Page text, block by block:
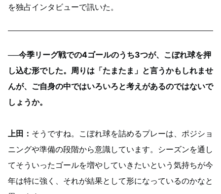
を独占インタビューで訊いた。
──今季リーグ戦での4ゴールのうち3つが、こぼれ球を押
し込む形でした。周りは「たまたま」と言うかもしれませ
んが、ご自身の中ではいろいろと考えがあるのではないで
しょうか。
上田： そうですね。こぼれ球を詰めるプレーは、ポジショ
ニングや準備の段階から意識しています。シーズンを通し
てそういったゴールを増やしていきたいという気持ちが今
年は特に強く、それが結果として形になっているのかなと